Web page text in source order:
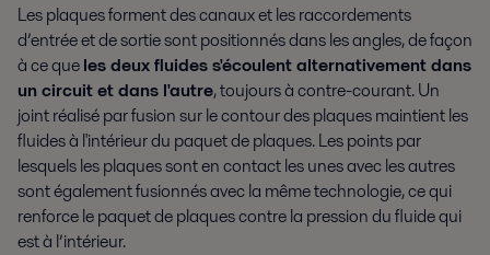
Les plaques forment des canaux et les raccordements
d’entrée et de sortie sont positionnés dans les angles, de façon
à ce queles deux fluides s'écoulent alternativement dans
un circuit et dans l'autre, toujours à contre-courant. Un
joint réalisé par fusion sur le contour des plaques maintient les
fluides à l'intérieur du paquet de plaques. Les points par
lesquels les plaques sont en contact les unes avec les autres
sont également fusionnés avec la même technologie, ce qui
renforce le paquet de plaques contre la pression du fluide qui
est à l’intérieur.